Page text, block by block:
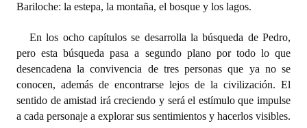
Declaraciones
Resoluciones
Resoluciones de Presidencia
INSTITUCIONAL
Bariloche: la estepa, la montaña, el bosque y los lagos.
En los ocho capítulos se desarrolla la búsqueda de Pedro,
pero esta búsqueda pasa a segundo plano por todo lo que
desencadena la convivencia de tres personas que ya no se
conocen, además de encontrarse lejos de la civilización. El
sentido de amistad irá creciendo y será el estímulo que impulse
a cada personaje a explorar sus sentimientos y hacerlos visibles.